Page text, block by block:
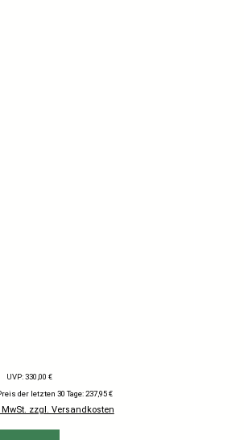
Regulärer Preis:
UVP: 330,00 €
der letzten 30 Tage: 237,95 €
zzgl. Versandkosten